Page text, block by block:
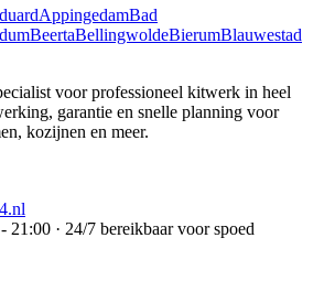
AppingedamBad
BeertaBellingwoldeBierumBlauwestad
voor professioneel kitwerk in heel
garantie en snelle planning voor
kozijnen en meer.
21:00 · 24/7 bereikbaar voor spoed